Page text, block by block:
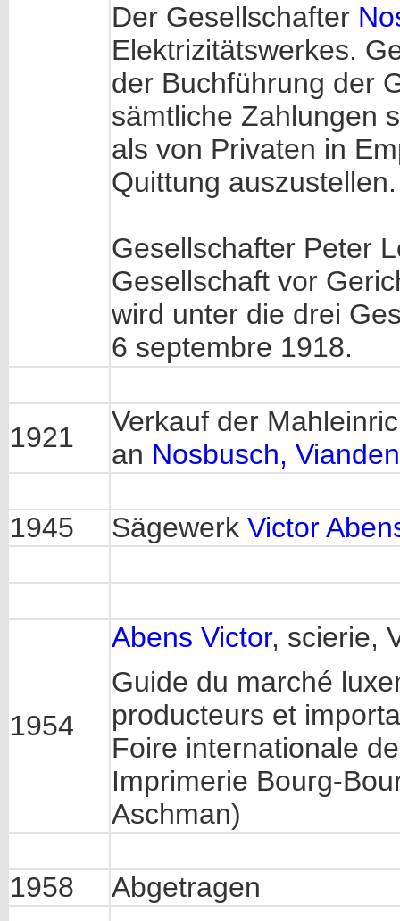
Der Gesellschafter
Elektrizitätswerkes.
der Buchführung der
sämtliche Zahlungen
als von Privaten in
Quittung auszustellen.
Gesellschafter Peter
Gesellschaft vor
wird unter die drei
6 septembre 1918.
1921
Verkauf der
an Nosbusch, Vianden
1945 Sägewerk Victor
1954
Abens Victor, scierie,
Guide du marché
producteurs et
Foire internationale
Imprimerie Bourg-
Aschman)
1958 Abgetragen